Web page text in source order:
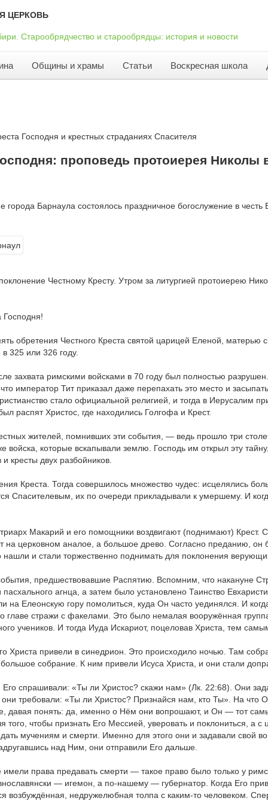
ЦЕРКОВЬ
Общины и храмы Статьи Воскресная школа
Господня и крестных страданиях Спасителя
проповедь протоиерея Николы
Барнаула состоялось праздничное богослужение в
Честному Кресту. Утром за литургией протоиерею
Господня!
обретения Честного Креста святой царицей Еленой, матерью
325 или 326 году.
захвата римскими войсками в 70 году был полностью
император Тит приказал даже перепахать это место и
стало официальной религией, и тогда в Иерусалим
распят Христос, где находились Голгофа и Крест.
жителей, помнивших эти события, — ведь прошло три
войска, которые вскапывали землю. Господь им открыл эту
кресты двух разбойников.
Креста. Тогда совершилось множество чудес: исцелялись
Спасителевым, их по очереди прикладывали к умершему. И
Макарий и его помощники воздвигают (поднимают) Крест.
на церковном аналое, а большое древо. Согласно преданию, он
и стали торжественно поднимать для поклонения
предшествовавшие Распятию. Вспомним, что накануне
агнца, а затем было установлено Таинство
на Елеонскую гору помолиться, куда Он часто уединялся. И
главе стражи с факелами. Это было немалая вооружённая
учеников. И тогда Иуда Искариот, поцеловав Христа, тем
Христа привели в синедрион. Это происходило ночью. Там
собрание. К ним привели Исуса Христа, и они стали
спрашивали: «Ты ли Христос? скажи нам» (Лк. 22:68). Они
требовали: «Ты ли Христос? Признайся нам, кто Ты». На что
давая понять: да, именно о Нём они вопрошают, и Он — тот
чтобы признать Его Мессией, уверовать и поклониться, а
мучениям и смерти. Именно для этого они и задавали свой
над Ним, они отправили Его дальше.
права предавать смерти — такое право было только у
— игемон, а по-нашему — губернатор. Когда Его
возбуждённая, недружелюбная толпа с каким-то человеком.